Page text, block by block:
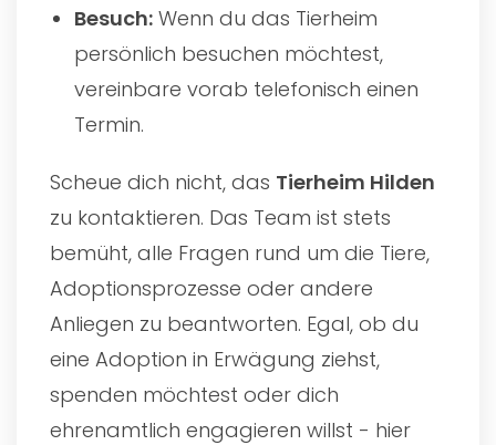
Besuch: Wenn du das Tierheim
persönlich besuchen möchtest,
vereinbare vorab telefonisch einen
Termin.
Scheue dich nicht, das Tierheim Hilden
zu kontaktieren. Das Team ist stets
bemüht, alle Fragen rund um die Tiere,
Adoptionsprozesse oder andere
Anliegen zu beantworten. Egal, ob du
eine Adoption in Erwägung ziehst,
spenden möchtest oder dich
ehrenamtlich engagieren willst - hier